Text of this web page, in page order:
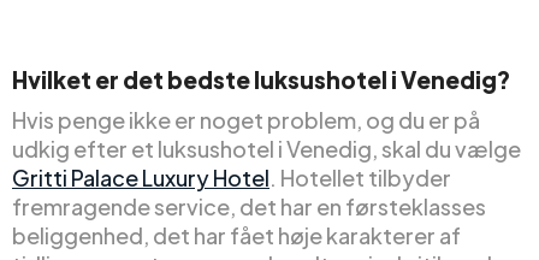
Hvilket er det bedste luksushotel i Venedig?
Hvis penge ikke er noget problem, og du er på
udkig efter et luksushotel i Venedig, skal du vælge
Gritti Palace Luxury Hotel. Hotellet tilbyder
fremragende service, det har en førsteklasses
beliggenhed, det har fået høje karakterer af